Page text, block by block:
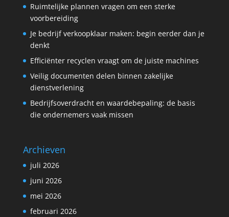
Ruimtelijke plannen vragen om een sterke
voorbereiding
Je bedrijf verkoopklaar maken: begin eerder dan je
denkt
Efficiënter recyclen vraagt om de juiste machines
Veilig documenten delen binnen zakelijke
dienstverlening
Bedrijfsoverdracht en waardebepaling: de basis
die ondernemers vaak missen
Archieven
juli 2026
juni 2026
mei 2026
februari 2026